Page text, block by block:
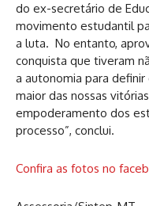
do ex-secretário de
movimento estudantil
a luta. No entanto,
conquista que tiveram
a autonomia para definir
maior das nossas
empoderamento dos
processo”, conclui.
Confira as fotos no